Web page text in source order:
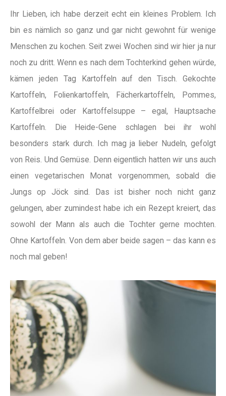
Ihr Lieben, ich habe derzeit echt ein kleines Problem. Ich
bin es nämlich so ganz und gar nicht gewohnt für wenige
Menschen zu kochen. Seit zwei Wochen sind wir hier ja nur
noch zu dritt. Wenn es nach dem Tochterkind gehen würde,
kämen jeden Tag Kartoffeln auf den Tisch. Gekochte
Kartoffeln, Folienkartoffeln, Fächerkartoffeln, Pommes,
Kartoffelbrei oder Kartoffelsuppe – egal, Hauptsache
Kartoffeln. Die Heide-Gene schlagen bei ihr wohl
besonders stark durch. Ich mag ja lieber Nudeln, gefolgt
von Reis. Und Gemüse. Denn eigentlich hatten wir uns auch
einen vegetarischen Monat vorgenommen, sobald die
Jungs op Jöck sind. Das ist bisher noch nicht ganz
gelungen, aber zumindest habe ich ein Rezept kreiert, das
sowohl der Mann als auch die Tochter gerne mochten.
Ohne Kartoffeln. Von dem aber beide sagen – das kann es
noch mal geben!